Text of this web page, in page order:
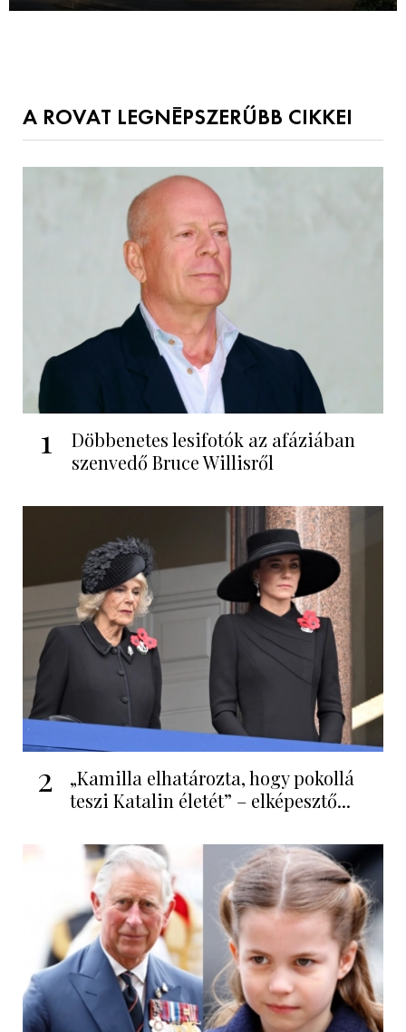
A ROVAT LEGNÉPSZERŰBB CIKKEI
1
Döbbenetes lesifotók az afáziában
szenvedő Bruce Willisről
2
„Kamilla elhatározta, hogy pokollá
teszi Katalin életét” – elképesztő...